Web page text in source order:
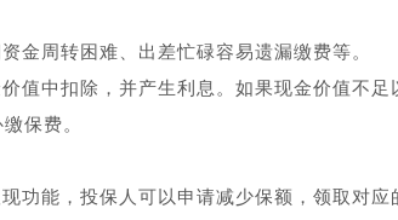
金周转困难、出差忙碌容易遗漏缴费等。
值中扣除，并产生利息。如果现金价值不足
保费。
功能，投保人可以申请减少保额，领取对